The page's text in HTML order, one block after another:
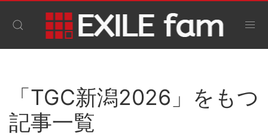
「TGC新潟2026」をもつ
記事一覧